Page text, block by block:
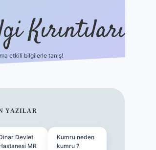
Kırıntıları
etkili bilgilerle tanış!
YAZILAR
Devlet
MR
Kumru neden
kumru ?
ilbet